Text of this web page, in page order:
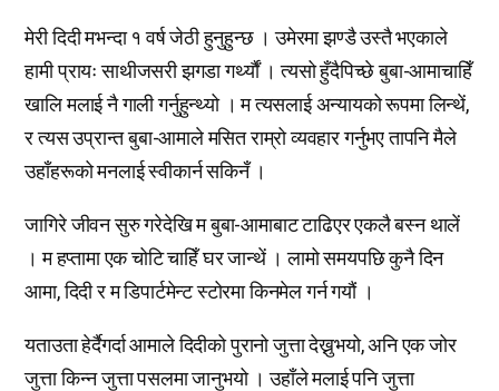
मेरी दिदी मभन्दा १ वर्ष जेठी हुनुहुन्छ । उमेरमा झण्डै उस्तै भएकाले
हामी प्रायः साथीजसरी झगडा गर्थ्यौं । त्यसो हुँदैपिच्छे बुबा-आमाचाहिँ
खालि मलाई नै गाली गर्नुहुन्थ्यो । म त्यसलाई अन्यायको रूपमा लिन्थें,
र त्यस उप्रान्त बुबा-आमाले मसित राम्रो व्यवहार गर्नुभए तापनि मैले
उहाँहरूको मनलाई स्वीकार्न सकिनँ ।
जागिरे जीवन सुरु गरेदेखि म बुबा-आमाबाट टाढिएर एकलै बस्न थालें
। म हप्तामा एक चोटि चाहिँ घर जान्थें । लामो समयपछि कुनै दिन
आमा, दिदी र म डिपार्टमेन्ट स्टोरमा किनमेल गर्न गयौं ।
यताउता हेर्दैगर्दा आमाले दिदीको पुरानो जुत्ता देख्नुभयो, अनि एक जोर
जुत्ता किन्न जुत्ता पसलमा जानुभयो । उहाँले मलाई पनि जुत्ता